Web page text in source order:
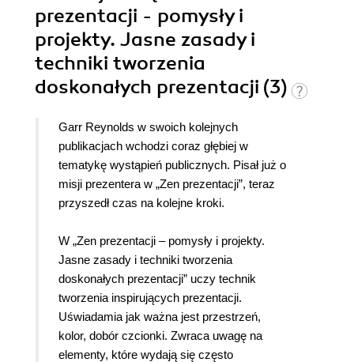
prezentacji - pomysły i
projekty. Jasne zasady i
techniki tworzenia
doskonałych prezentacji (3)
Garr Reynolds w swoich kolejnych
publikacjach wchodzi coraz głębiej w
tematykę wystąpień publicznych. Pisał już o
misji prezentera w „Zen prezentacji”, teraz
przyszedł czas na kolejne kroki.
W „Zen prezentacji – pomysły i projekty.
Jasne zasady i techniki tworzenia
doskonałych prezentacji” uczy technik
tworzenia inspirujących prezentacji.
Uświadamia jak ważna jest przestrzeń,
kolor, dobór czcionki. Zwraca uwagę na
elementy, które wydają się często